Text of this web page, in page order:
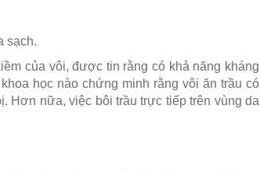
sạch.
của vôi, được tin rằng có khả năng kháng
học nào chứng minh rằng vôi ăn trầu có
Hơn nữa, việc bôi trầu trực tiếp trên vùng da